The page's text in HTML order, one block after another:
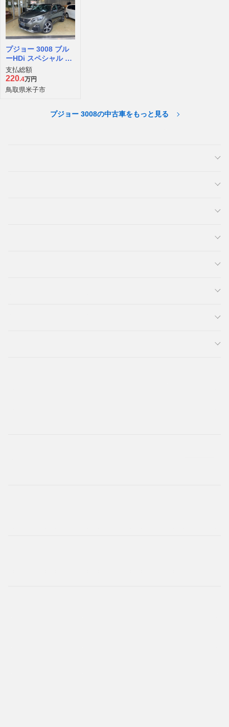
プジョー 3008 ブル
ーHDi スペシャル エ
ディション ディーゼ
ルターボ
支払総額
220.4万円
鳥取県米子市
プジョー 3008の中古車をもっと見る